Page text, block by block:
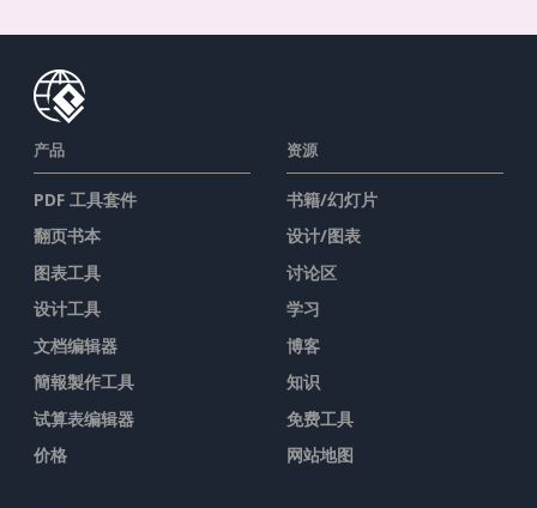
产品
PDF 工具套件
翻页书本
图表工具
设计工具
文档编辑器
簡報製作工具
试算表编辑器
价格
资源
书籍/幻灯片
设计/图表
讨论区
学习
博客
知识
免费工具
网站地图